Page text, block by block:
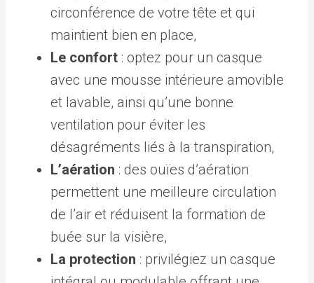
circonférence de votre tête et qui
maintient bien en place,
Le confort : optez pour un casque
avec une mousse intérieure amovible
et lavable, ainsi qu’une bonne
ventilation pour éviter les
désagréments liés à la transpiration,
L’aération : des ouïes d’aération
permettent une meilleure circulation
de l’air et réduisent la formation de
buée sur la visière,
La protection : privilégiez un casque